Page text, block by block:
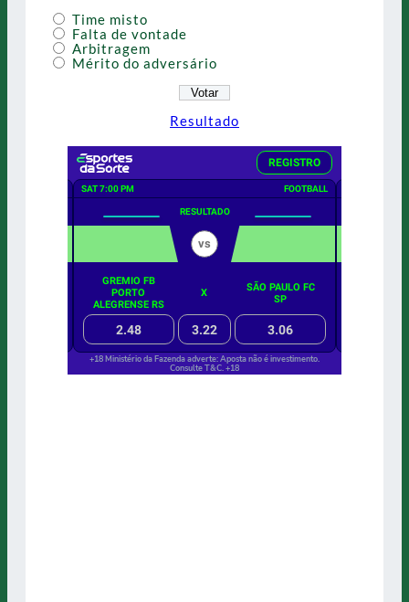
Time misto
Falta de vontade
Arbitragem
Mérito do adversário
Resultado